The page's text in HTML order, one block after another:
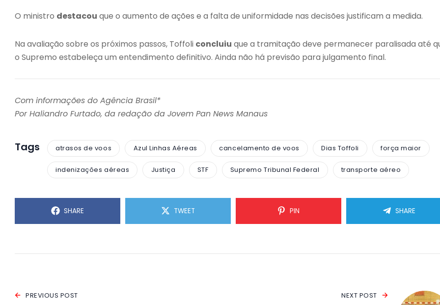
O ministro destacou que o aumento de ações e a falta de uniformidade nas decisões justificam a medida.
Na avaliação sobre os próximos passos, Toffoli concluiu que a tramitação deve permanecer paralisada até
o Supremo estabeleça um entendimento definitivo. Ainda não há previsão para julgamento final.
Com informações do Agência Brasil*
Por Haliandro Furtado, da redação da Jovem Pan News Manaus
Tags atrasos de voos Azul Linhas Aéreas cancelamento de voos Dias Toffoli força maior
indenizações aéreas Justiça STF Supremo Tribunal Federal transporte aéreo
SHARE TWEET PIN SHARE
PREVIOUS POST NEXT POST